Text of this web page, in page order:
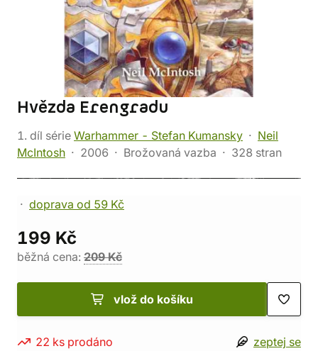
Hvězda Erengradu
1. díl série Warhammer - Stefan Kumansky
Neil
McIntosh
2006 Brožovaná vazba 328 stran
doprava od 59 Kč
199 Kč
běžná cena: 209 Kč
vlož do košíku
22 ks prodáno
zeptej se